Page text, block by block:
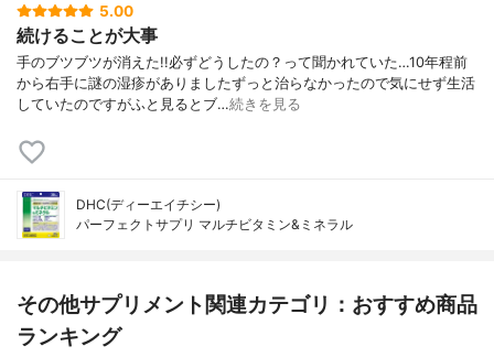
5.00
続けることが大事
手のブツブツが消えた!!必ずどうしたの？って聞かれていた…10年程前
から右手に謎の湿疹がありましたずっと治らなかったので気にせず生活
していたのですがふと見るとブ…続きを見る
DHC(ディーエイチシー)
パーフェクトサプリ マルチビタミン&ミネラル
その他サプリメント関連カテゴリ：おすすめ商品
ランキング